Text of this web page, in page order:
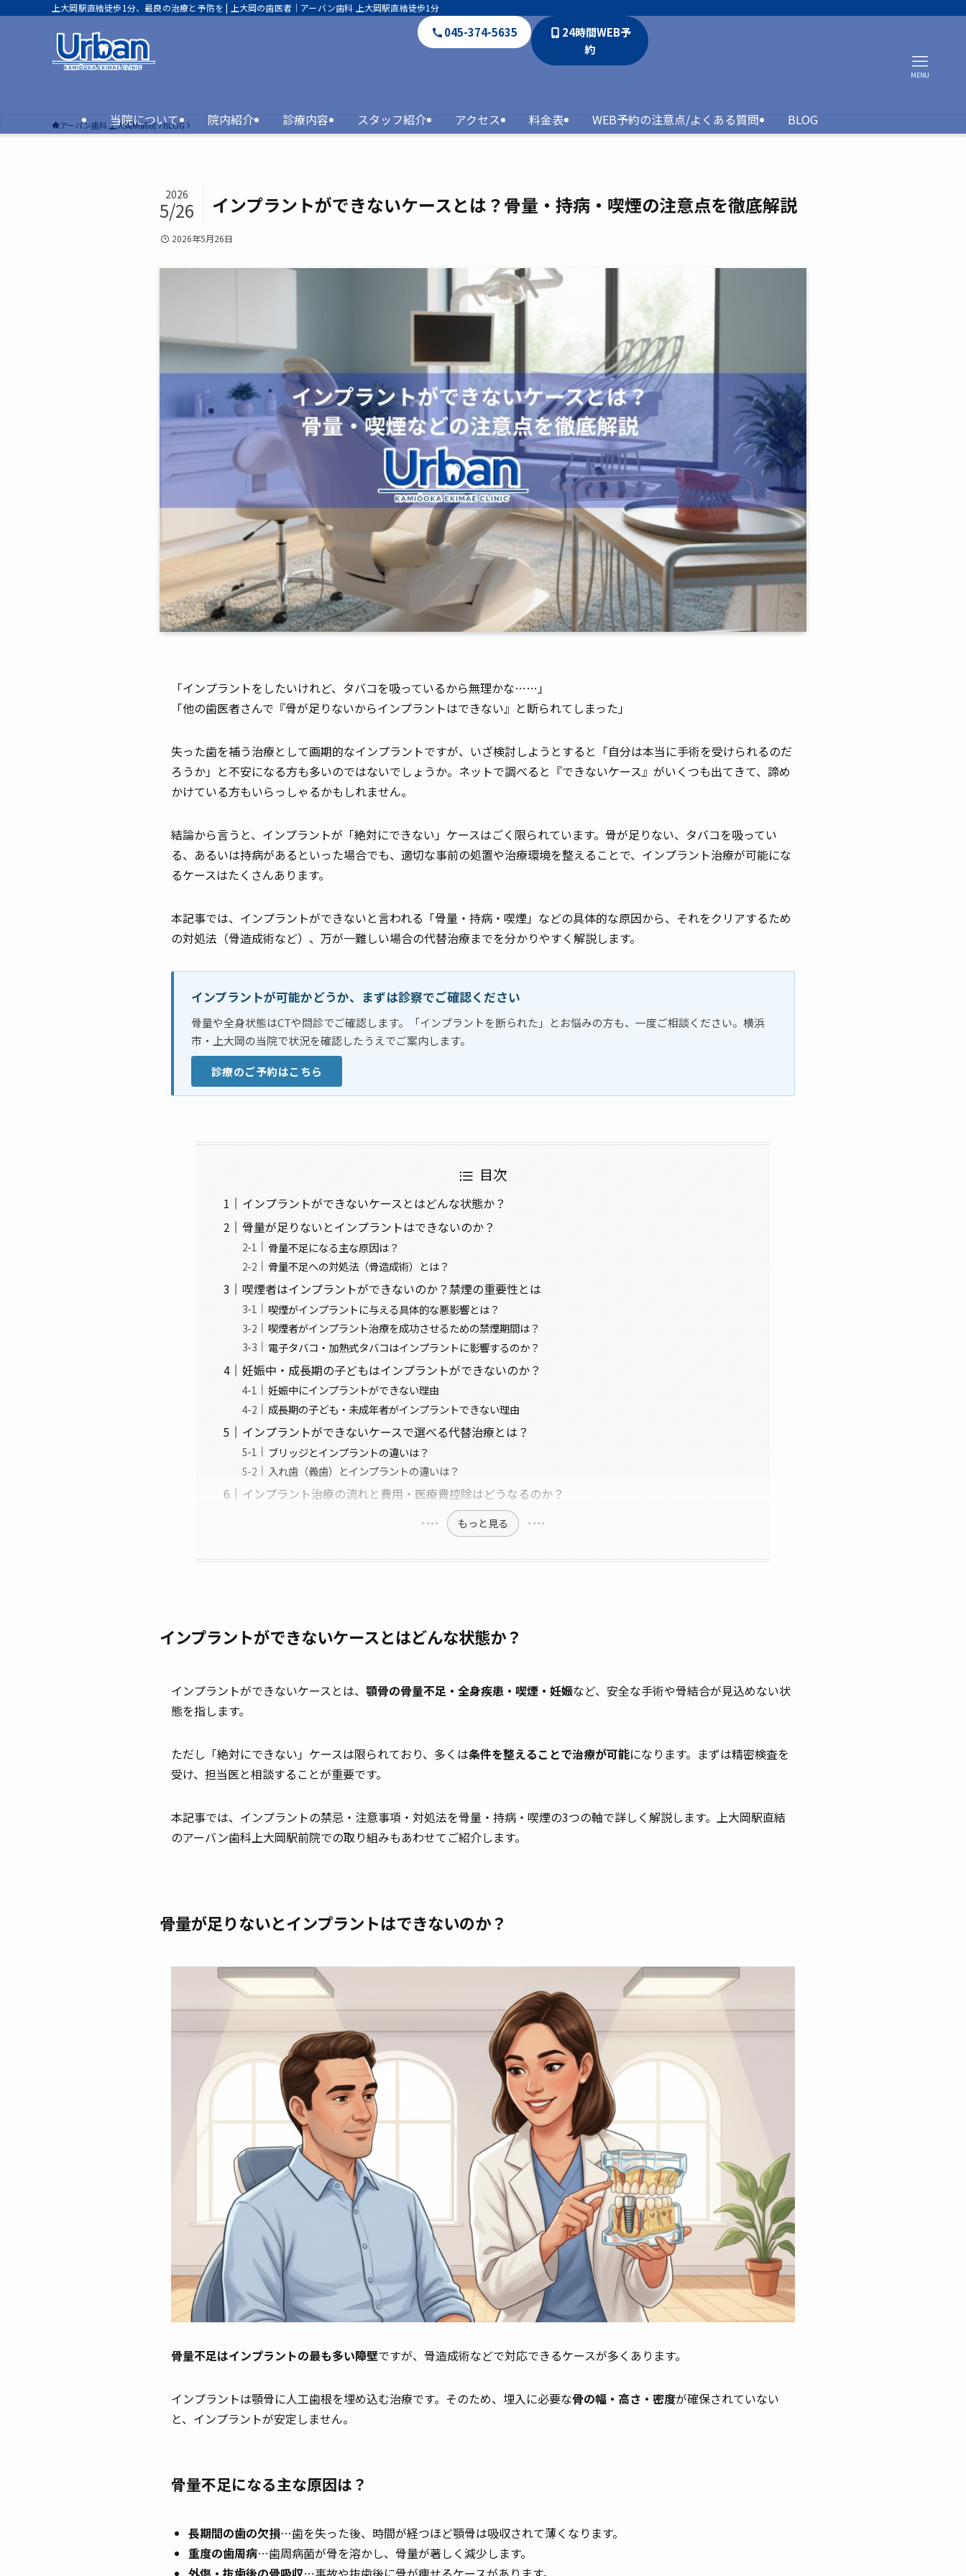
上大岡駅直結徒歩1分、最良の治療と予防を | 上大岡の歯医者｜アーバン歯科 上大岡駅直結徒歩1分
当院について 院内紹介 診療内容 スタッフ紹介 アクセス 料金表 WEB予約の注意点/よくある質問 BLOG
045-374-5635
24時間WEB予
約
MENU
アーバン歯科 上大岡駅前院 BLOG
インプラントができないケースとは？骨量・持病・喫煙の注意点を徹底解説
2026
5/26
2026年5月26日
「インプラントをしたいけれど、タバコを吸っているから無理かな……」
「他の歯医者さんで『骨が足りないからインプラントはできない』と断られてしまった」
失った歯を補う治療として画期的なインプラントですが、いざ検討しようとすると「自分は本当に手術を受けられるのだ
ろうか」と不安になる方も多いのではないでしょうか。ネットで調べると『できないケース』がいくつも出てきて、諦め
かけている方もいらっしゃるかもしれません。
結論から言うと、インプラントが「絶対にできない」ケースはごく限られています。骨が足りない、タバコを吸ってい
る、あるいは持病があるといった場合でも、適切な事前の処置や治療環境を整えることで、インプラント治療が可能にな
るケースはたくさんあります。
本記事では、インプラントができないと言われる「骨量・持病・喫煙」などの具体的な原因から、それをクリアするため
の対処法（骨造成術など）、万が一難しい場合の代替治療までを分かりやすく解説します。
インプラントが可能かどうか、まずは診察でご確認ください
骨量や全身状態はCTや問診でご確認します。「インプラントを断られた」とお悩みの方も、一度ご相談ください。横浜
市・上大岡の当院で状況を確認したうえでご案内します。
診療のご予約はこちら
目次
インプラントができないケースとはどんな状態か？
骨量が足りないとインプラントはできないのか？
骨量不足になる主な原因は？
骨量不足への対処法（骨造成術）とは？
喫煙者はインプラントができないのか？禁煙の重要性とは
喫煙がインプラントに与える具体的な悪影響とは？
喫煙者がインプラント治療を成功させるための禁煙期間は？
電子タバコ・加熱式タバコはインプラントに影響するのか？
妊娠中・成長期の子どもはインプラントができないのか？
妊娠中にインプラントができない理由
成長期の子ども・未成年者がインプラントできない理由
インプラントができないケースで選べる代替治療とは？
ブリッジとインプラントの違いは？
入れ歯（義歯）とインプラントの違いは？
インプラント治療の流れと費用・医療費控除はどうなるのか？
もっと見る
インプラントができないケースとはどんな状態か？
インプラントができないケースとは、 顎骨の骨量不足・全身疾患・喫煙・妊娠など、安全な手術や骨結合が見込めない状
態を指します。
ただし「絶対にできない」ケースは限られており、多くは条件を整えることで治療が可能になります。まずは精密検査を
受け、担当医と相談することが重要です。
本記事では、インプラントの禁忌・注意事項・対処法を骨量・持病・喫煙の3つの軸で詳しく解説します。上大岡駅直結
のアーバン歯科上大岡駅前院での取り組みもあわせてご紹介します。
骨量が足りないとインプラントはできないのか？
骨量不足はインプラントの最も多い障壁ですが、骨造成術などで対応できるケースが多くあります。
インプラントは顎骨に人工歯根を埋め込む治療です。そのため、埋入に必要な骨の幅・高さ・密度が確保されていない
と、インプラントが安定しません。
骨量不足になる主な原因は？
長期間の歯の欠損…歯を失った後、時間が経つほど顎骨は吸収されて薄くなります。
重度の歯周病…歯周病菌が骨を溶かし、骨量が著しく減少します。